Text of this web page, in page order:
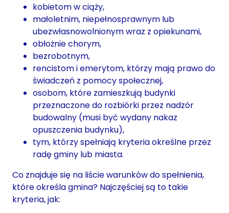
kobietom w ciąży,
małoletnim, niepełnosprawnym lub
ubezwłasnowolnionym wraz z opiekunami,
obłożnie chorym,
bezrobotnym,
rencistom i emerytom, którzy mają prawo do
świadczeń z pomocy społecznej,
osobom, które zamieszkują budynki
przeznaczone do rozbiórki przez nadzór
budowalny (musi być wydany nakaz
opuszczenia budynku),
tym, którzy spełniają kryteria określne przez
radę gminy lub miasta.
Co znajduje się na liście warunków do spełnienia,
które określa gmina? Najczęściej są to takie
kryteria, jak: